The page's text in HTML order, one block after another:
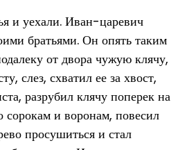
и уехали. Иван-царевич
братьями. Он опять таким
от двора чужую клячу,
слез, схватил ее за хвост,
разрубил клячу поперек на
сорокам и воронам, повесил
просушиться и стал